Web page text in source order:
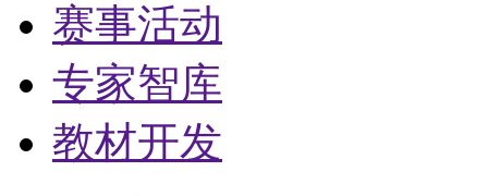
赛事活动
专家智库
教材开发